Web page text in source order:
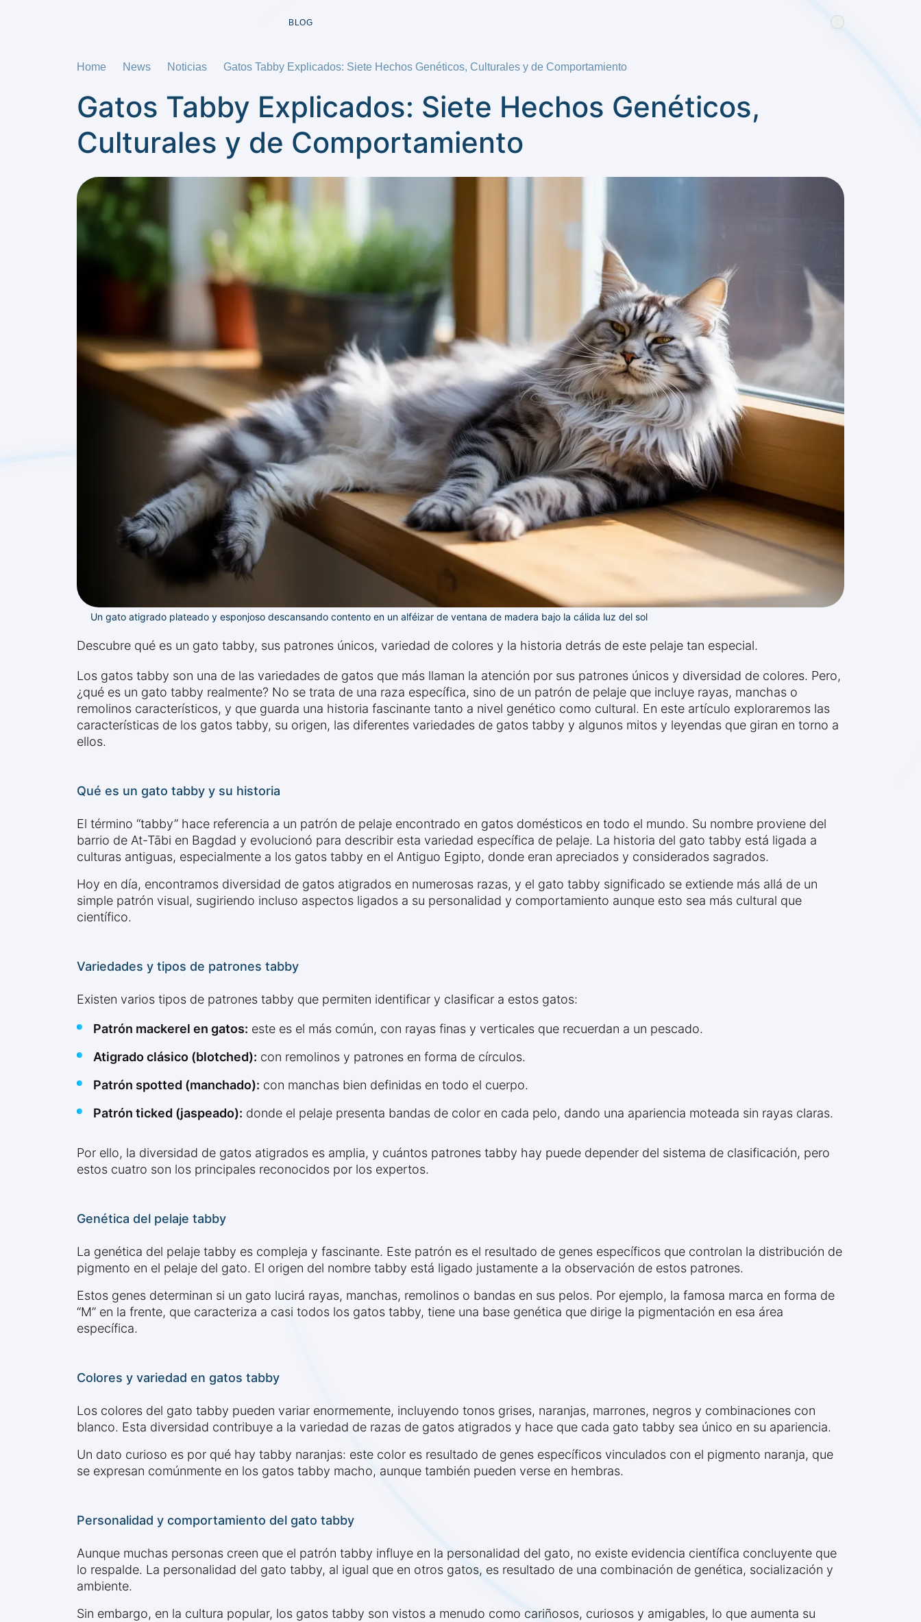
BLOG
Home News Noticias Gatos Tabby Explicados: Siete Hechos Genéticos, Culturales y de Comportamiento
Gatos Tabby Explicados: Siete Hechos Genéticos,
Culturales y de Comportamiento
Un gato atigrado plateado y esponjoso descansando contento en un alféizar de ventana de madera bajo la cálida luz del sol
Descubre qué es un gato tabby, sus patrones únicos, variedad de colores y la historia detrás de este pelaje tan especial.
Los gatos tabby son una de las variedades de gatos que más llaman la atención por sus patrones únicos y diversidad de colores. Pero,
¿qué es un gato tabby realmente? No se trata de una raza específica, sino de un patrón de pelaje que incluye rayas, manchas o
remolinos característicos, y que guarda una historia fascinante tanto a nivel genético como cultural. En este artículo exploraremos las
características de los gatos tabby, su origen, las diferentes variedades de gatos tabby y algunos mitos y leyendas que giran en torno a
ellos.
Qué es un gato tabby y su historia
El término “tabby” hace referencia a un patrón de pelaje encontrado en gatos domésticos en todo el mundo. Su nombre proviene del
barrio de At-Tābi en Bagdad y evolucionó para describir esta variedad específica de pelaje. La historia del gato tabby está ligada a
culturas antiguas, especialmente a los gatos tabby en el Antiguo Egipto, donde eran apreciados y considerados sagrados.
Hoy en día, encontramos diversidad de gatos atigrados en numerosas razas, y el gato tabby significado se extiende más allá de un
simple patrón visual, sugiriendo incluso aspectos ligados a su personalidad y comportamiento aunque esto sea más cultural que
científico.
Variedades y tipos de patrones tabby
Existen varios tipos de patrones tabby que permiten identificar y clasificar a estos gatos:
Patrón mackerel en gatos: este es el más común, con rayas finas y verticales que recuerdan a un pescado.
Atigrado clásico (blotched): con remolinos y patrones en forma de círculos.
Patrón spotted (manchado): con manchas bien definidas en todo el cuerpo.
Patrón ticked (jaspeado): donde el pelaje presenta bandas de color en cada pelo, dando una apariencia moteada sin rayas claras.
Por ello, la diversidad de gatos atigrados es amplia, y cuántos patrones tabby hay puede depender del sistema de clasificación, pero
estos cuatro son los principales reconocidos por los expertos.
Genética del pelaje tabby
La genética del pelaje tabby es compleja y fascinante. Este patrón es el resultado de genes específicos que controlan la distribución de
pigmento en el pelaje del gato. El origen del nombre tabby está ligado justamente a la observación de estos patrones.
Estos genes determinan si un gato lucirá rayas, manchas, remolinos o bandas en sus pelos. Por ejemplo, la famosa marca en forma de
“M” en la frente, que caracteriza a casi todos los gatos tabby, tiene una base genética que dirige la pigmentación en esa área
específica.
Colores y variedad en gatos tabby
Los colores del gato tabby pueden variar enormemente, incluyendo tonos grises, naranjas, marrones, negros y combinaciones con
blanco. Esta diversidad contribuye a la variedad de razas de gatos atigrados y hace que cada gato tabby sea único en su apariencia.
Un dato curioso es por qué hay tabby naranjas: este color es resultado de genes específicos vinculados con el pigmento naranja, que
se expresan comúnmente en los gatos tabby macho, aunque también pueden verse en hembras.
Personalidad y comportamiento del gato tabby
Aunque muchas personas creen que el patrón tabby influye en la personalidad del gato, no existe evidencia científica concluyente que
lo respalde. La personalidad del gato tabby, al igual que en otros gatos, es resultado de una combinación de genética, socialización y
ambiente.
Sin embargo, en la cultura popular, los gatos tabby son vistos a menudo como cariñosos, curiosos y amigables, lo que aumenta su